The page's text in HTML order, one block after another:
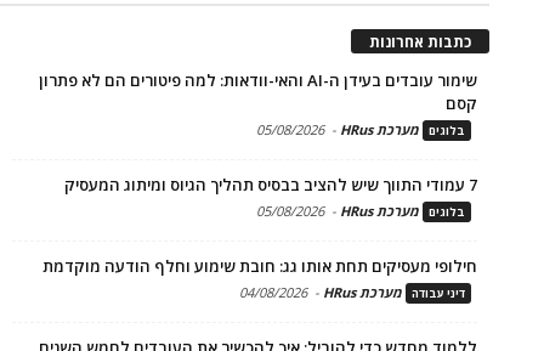
כתבות אחרונות
שימור עובדים בעידן ה-AI והאי-וודאות: למה פיטורים הם לא פתרון
קסם
בלוגים מערכת HRus -
05/08/2026
7 עמודי התווך שיש להציב בבסיס תהליך הגיוס ומיתוג המעסיק
בלוגים מערכת HRus -
05/08/2026
חילופי מעסיקים תחת אותו גג: חובת שימוע וחלף הודעה מוקדמת
דיני עבודה מערכת HRus -
04/08/2026